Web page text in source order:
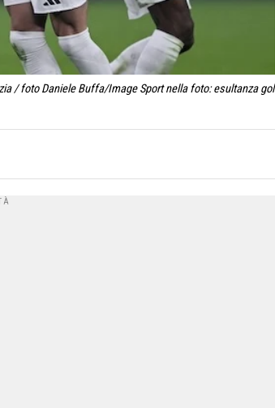
/ foto Daniele Buffa/Image Sport nella foto: esultanza gol